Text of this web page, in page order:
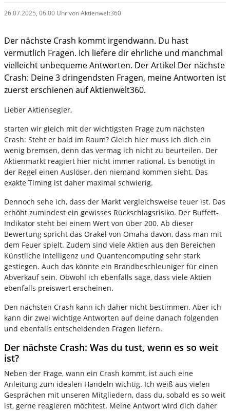
26.07.2025, 06:00 Uhr von Aktienwelt360
Der nächste Crash kommt irgendwann. Du hast
vermutlich Fragen. Ich liefere dir ehrliche und manchmal
vielleicht unbequeme Antworten. Der Artikel Der nächste
Crash: Deine 3 dringendsten Fragen, meine Antworten ist
zuerst erschienen auf Aktienwelt360.
Lieber Aktiensegler,
starten wir gleich mit der wichtigsten Frage zum nächsten
Crash: Steht er bald im Raum? Gleich hier muss ich dich ein
wenig bremsen, denn das vermag ich nicht zu beurteilen. Der
Aktienmarkt reagiert hier nicht immer rational. Es benötigt in
der Regel einen Auslöser, den niemand kommen sieht. Das
exakte Timing ist daher maximal schwierig.
Dennoch sehe ich, dass der Markt vergleichsweise teuer ist. Das
erhöht zumindest ein gewisses Rückschlagsrisiko. Der Buffett-
Indikator steht bei einem Wert von über 200. Ab dieser
Bewertung spricht das Orakel von Omaha davon, dass man mit
dem Feuer spielt. Zudem sind viele Aktien aus den Bereichen
Künstliche Intelligenz und Quantencomputing sehr stark
gestiegen. Auch das könnte ein Brandbeschleuniger für einen
Abverkauf sein. Obwohl ich ebenfalls sage, dass viele Aktien
ebenfalls preiswert erscheinen.
Den nächsten Crash kann ich daher nicht bestimmen. Aber ich
kann dir zwei wichtige Antworten auf deine danach folgenden
und ebenfalls entscheidenden Fragen liefern.
Der nächste Crash: Was du tust, wenn es so weit
ist?
Neben der Frage, wann ein Crash kommt, ist auch eine
Anleitung zum idealen Handeln wichtig. Ich weiß aus vielen
Gesprächen mit unseren Mitgliedern, dass du, sobald es so weit
ist, gerne reagieren möchtest. Meine Antwort wird dich daher